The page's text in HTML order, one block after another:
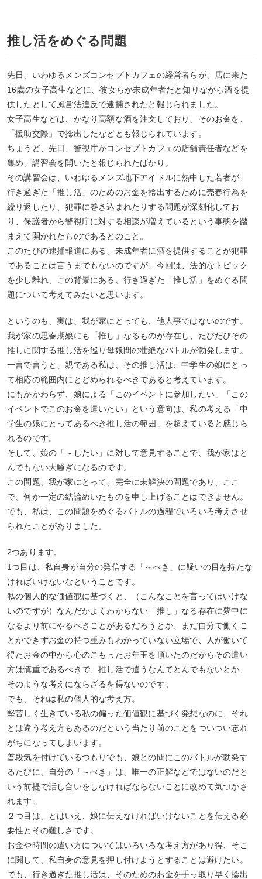
推し活をめぐる問題
先日、いわゆるメンズコンセプトカフェの経営者らが、店に来た
16歳の女子高生などに、彼女らが未成年者だと知りながら酒を提
供したとして風営法違反で逮捕されたと報じられました。
女子高生などは、かなり高額な酒を注文しており、そのお金を、
「援助交際」で捻出したなどとも報じられています。
ちょうど、先日、警視庁がコンセプトカフェの店舗責任者などを
集め、講習会を開いたと報じられたばかり。
その講習会は、いわゆるメンズ地下アイドルに熱中した若者が、
行き過ぎた「推し活」のためのお金を捻出するために売春行為を
繰り返したり、犯罪に巻き込まれたりする問題が深刻化してお
り、保護者から警視庁に対する相談が増えているという事態を踏
まえて開かれたものであるとのこと。
このたびの逮捕報道にある、未成年者に酒を提供することが犯罪
であることは言うまでもないのですが、今回は、法的なトピック
を少し離れ、この背景にある、行き過ぎた「推し活」をめぐる問
題について考えてみたいと思います。
というのも、実は、我が家にとっても、他人事ではないのです。
我が家の思春期娘にも「推し」なるものが存在し、たびたびその
推しに関する推し活を巡り母娘間の壮絶なバトルが勃発します。
一言で言うと、親である私は、その推し活は、中学生の娘にとっ
て相応の範囲内にとどめられるべきであると考えています。
にもかかわらず、娘による「このイベントに参加したい」「この
イベントでこのお金を遣いたい」という意向は、私の考える「中
学生の娘にとってあるべき推し活の範囲」を超えていると感じら
れるのです。
そして、娘の「～したい」に対して意見することで、我が家はと
んでもない大騒ぎになるのです。
この問題、我が家にとって、完全に未解決の問題であり、ここ
で、何か一定の結論めいたものを申し上げることはできません。
でも、私は、この問題をめぐるバトルの過程でいろいろ考えさせ
られたことがありました。
2つあります。
1つ目は、私自身が自分の発信する「～べき」に疑いの目を持たな
ければいけないなということです。
私の個人的な価値観に基づくと、（こんなことを言ってはいけな
いのですが）なんだかよくわからない「推し」なる存在に夢中に
なるより前にやるべきことがあるだろうとか、まだ自分で働くこ
とができずお金の持つ重みもわかっていない立場で、人が働いて
得たお金の中から心のこもったお年玉を頂いたのだからその遣い
方は慎重であるべきで、推し活で遣うなんてとんでもないとか、
そのような考えにならざるを得ないのです。
でも、それは私の個人的な考え方。
堅苦しく生きている私の偏った価値観に基づく発想なのに、それ
とは違う考え方もあるのだという当たり前のことをついつい忘れ
がちになってしまいます。
普段気を付けているつもりでも、娘との間にこのバトルが勃発す
るたびに、自分の「～べき」は、唯一の正解などではないのだと
いう前提で話し合いをしなければならないことに改めて気づかさ
れます。
２つ目は、とはいえ、娘に伝えなければいけないことを伝える必
要性とその難しさです。
お金や時間の遣い方についてはいろいろな考え方があり得、そこ
に関して、私自身の意見を押し付けようとすることは避けたい。
でも、行き過ぎた推し活は、そのためのお金を手っ取り早く捻出